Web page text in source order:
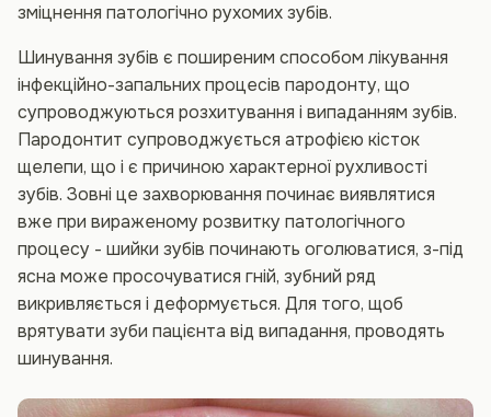
зміцнення патологічно рухомих зубів.
Шинування зубів є поширеним способом лікування
інфекційно-запальних процесів пародонту, що
супроводжуються розхитування і випаданням зубів.
Пародонтит супроводжується атрофією кісток
щелепи, що і є причиною характерної рухливості
зубів. Зовні це захворювання починає виявлятися
вже при вираженому розвитку патологічного
процесу - шийки зубів починають оголюватися, з-під
ясна може просочуватися гній, зубний ряд
викривляється і деформується. Для того, щоб
врятувати зуби пацієнта від випадання, проводять
шинування.